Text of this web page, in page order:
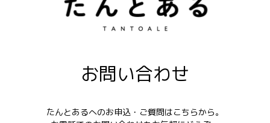
お問い合わせ
たんとあるへのお申込・ご質問はこちらから。